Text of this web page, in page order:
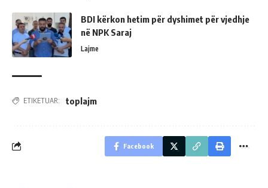
BDI kërkon hetim për dyshimet për vjedhje
në NPK Saraj
Lajme
ETIKETUAR: toplajm
Facebook